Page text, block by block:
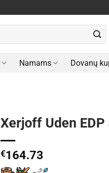
Namams Dovanų
Xerjoff Uden EDP
€164.73